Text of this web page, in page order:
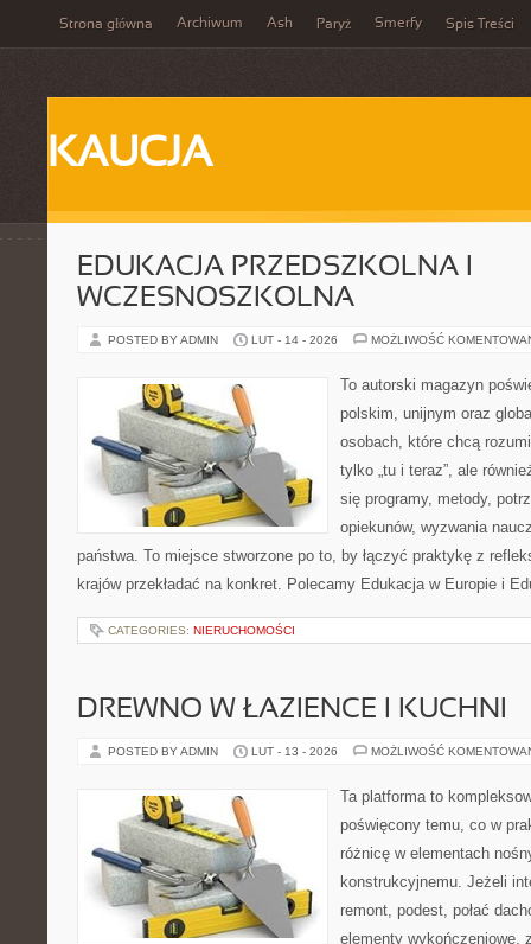
Strona główna Archiwum Ash Paryż Smerfy Spis Treści
KAUCJA
EDUKACJA PRZEDSZKOLNA I
WCZESNOSZKOLNA
POSTED BY ADMIN LUT - 14 - 2026 MOŻLIWOŚĆ
To autorski magazyn
polskim, unijnym oraz
osobach, które chcą
tylko „tu i teraz”, ale
się programy, metody,
opiekunów, wyzwania
państwa. To miejsce stworzone po to, by łączyć praktykę z
krajów przekładać na konkret. Polecamy Edukacja w Europie i
CATEGORIES: NIERUCHOMOŚCI
DREWNO W ŁAZIENCE I KUCHNI
POSTED BY ADMIN LUT - 13 - 2026 MOŻLIWOŚĆ
Ta platforma to
poświęcony temu, co w
różnicę w elementach
konstrukcyjnemu. Jeżeli
remont, podest, połać
elementy wykończeniowe,